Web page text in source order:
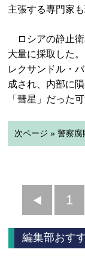
主張する専門家も
ロシアの静止衛
大量に採取した
レクサンドル・
成され、内部に
「彗星」だった
次ページ » 警察
前
へ
1
編集部おす